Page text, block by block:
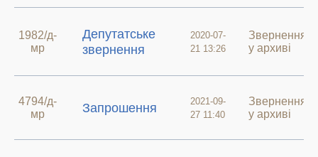
1982/д-
мр
Депутатське
звернення
2020-07-
21 13:26
Звернення
у архиві
4794/д-
мр
Запрошення
2021-09-
27 11:40
Звернення
у архиві